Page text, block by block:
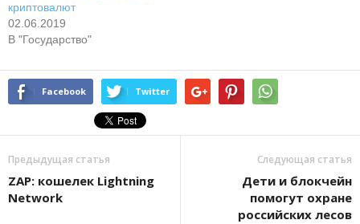
криптовалют
02.06.2019
В "Государство"
Facebook Twitter
Предыдущая статья
ZAP: кошелек Lightning
Network
Следующая статья
Дети и блокчейн
помогут охране
российских лесов